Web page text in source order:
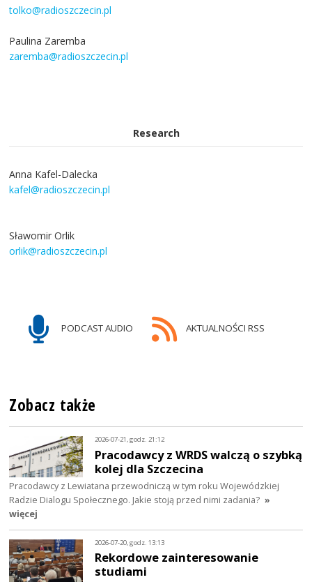
tolko@radioszczecin.pl
Paulina Zaremba
zaremba@radioszczecin.pl
Research
Anna Kafel-Dalecka
kafel@radioszczecin.pl
Sławomir Orlik
orlik@radioszczecin.pl
PODCAST AUDIO AKTUALNOŚCI RSS
Zobacz także
2026-07-21, godz. 21:12
Pracodawcy z WRDS walczą o szybką
kolej dla Szczecina
Pracodawcy z Lewiatana przewodniczą w tym roku Wojewódzkiej
Radzie Dialogu Społecznego. Jakie stoją przed nimi zadania? »
więcej
2026-07-20, godz. 13:13
Rekordowe zainteresowanie
studiami